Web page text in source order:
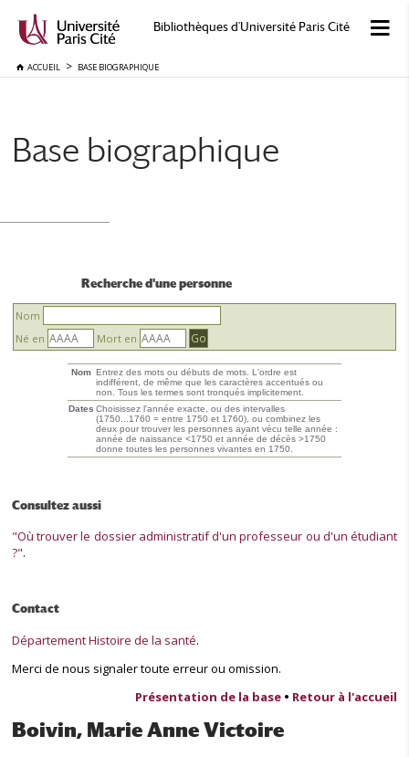
Bibliothèques d'Université Paris Cité
ACCUEIL BASE BIOGRAPHIQUE
Base biographique
Recherche d'une personne
Nom
Né en
Mort en
Nom Entrez des mots ou débuts de mots. L'ordre est
indifférent, de même que les caractères accentués ou
non. Tous les termes sont tronqués implicitement.
Dates Choisissez l'année exacte, ou des intervalles
(1750...1760 = entre 1750 et 1760), ou combinez les
deux pour trouver les personnes ayant vécu telle année :
année de naissance <1750 et année de décès >1750
donne toutes les personnes vivantes en 1750.
Consultez aussi
"Où trouver le dossier administratif d'un professeur ou d'un étudiant
?".
Contact
Département Histoire de la santé.
Merci de nous signaler toute erreur ou omission.
Présentation de la base • Retour à l'accueil
Boivin, Marie Anne Victoire